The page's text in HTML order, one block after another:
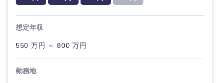
新潟県
想定年収
550 万円 ～ 800 万円
勤務地